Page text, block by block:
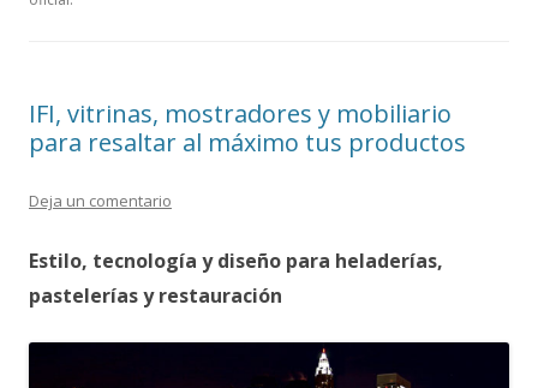
IFI, vitrinas, mostradores y mobiliario
para resaltar al máximo tus productos
Deja un comentario
Estilo, tecnología y diseño para heladerías,
pastelerías y restauración